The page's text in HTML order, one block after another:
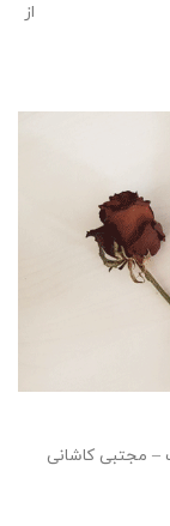
هستی فراهم از
– مجتبی کاشانی